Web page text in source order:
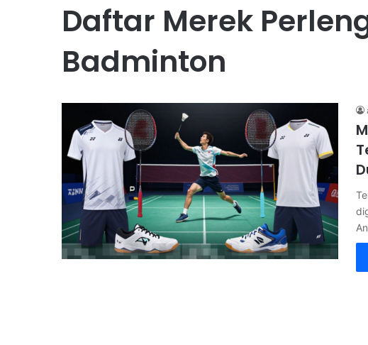
Daftar Merek
Badminton